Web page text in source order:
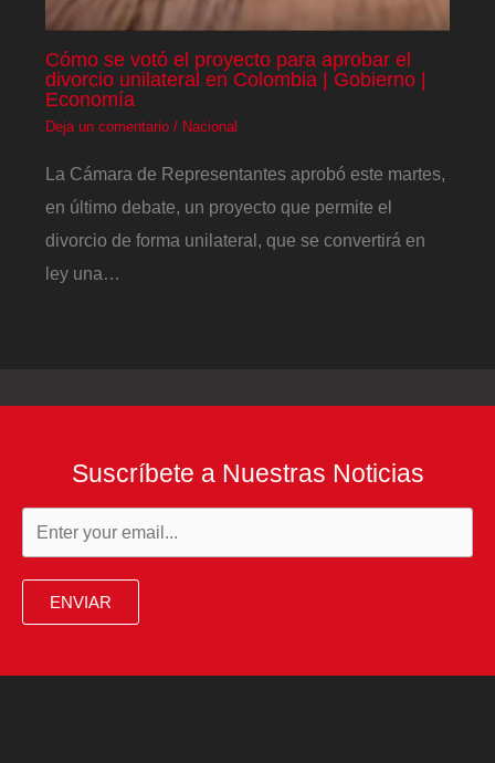
Cómo se votó el proyecto para aprobar el
divorcio unilateral en Colombia | Gobierno |
Economía
Deja un comentario / Nacional
La Cámara de Representantes aprobó este martes,
en último debate, un proyecto que permite el
divorcio de forma unilateral, que se convertirá en
ley una…
Suscríbete a Nuestras Noticias
ENVIAR